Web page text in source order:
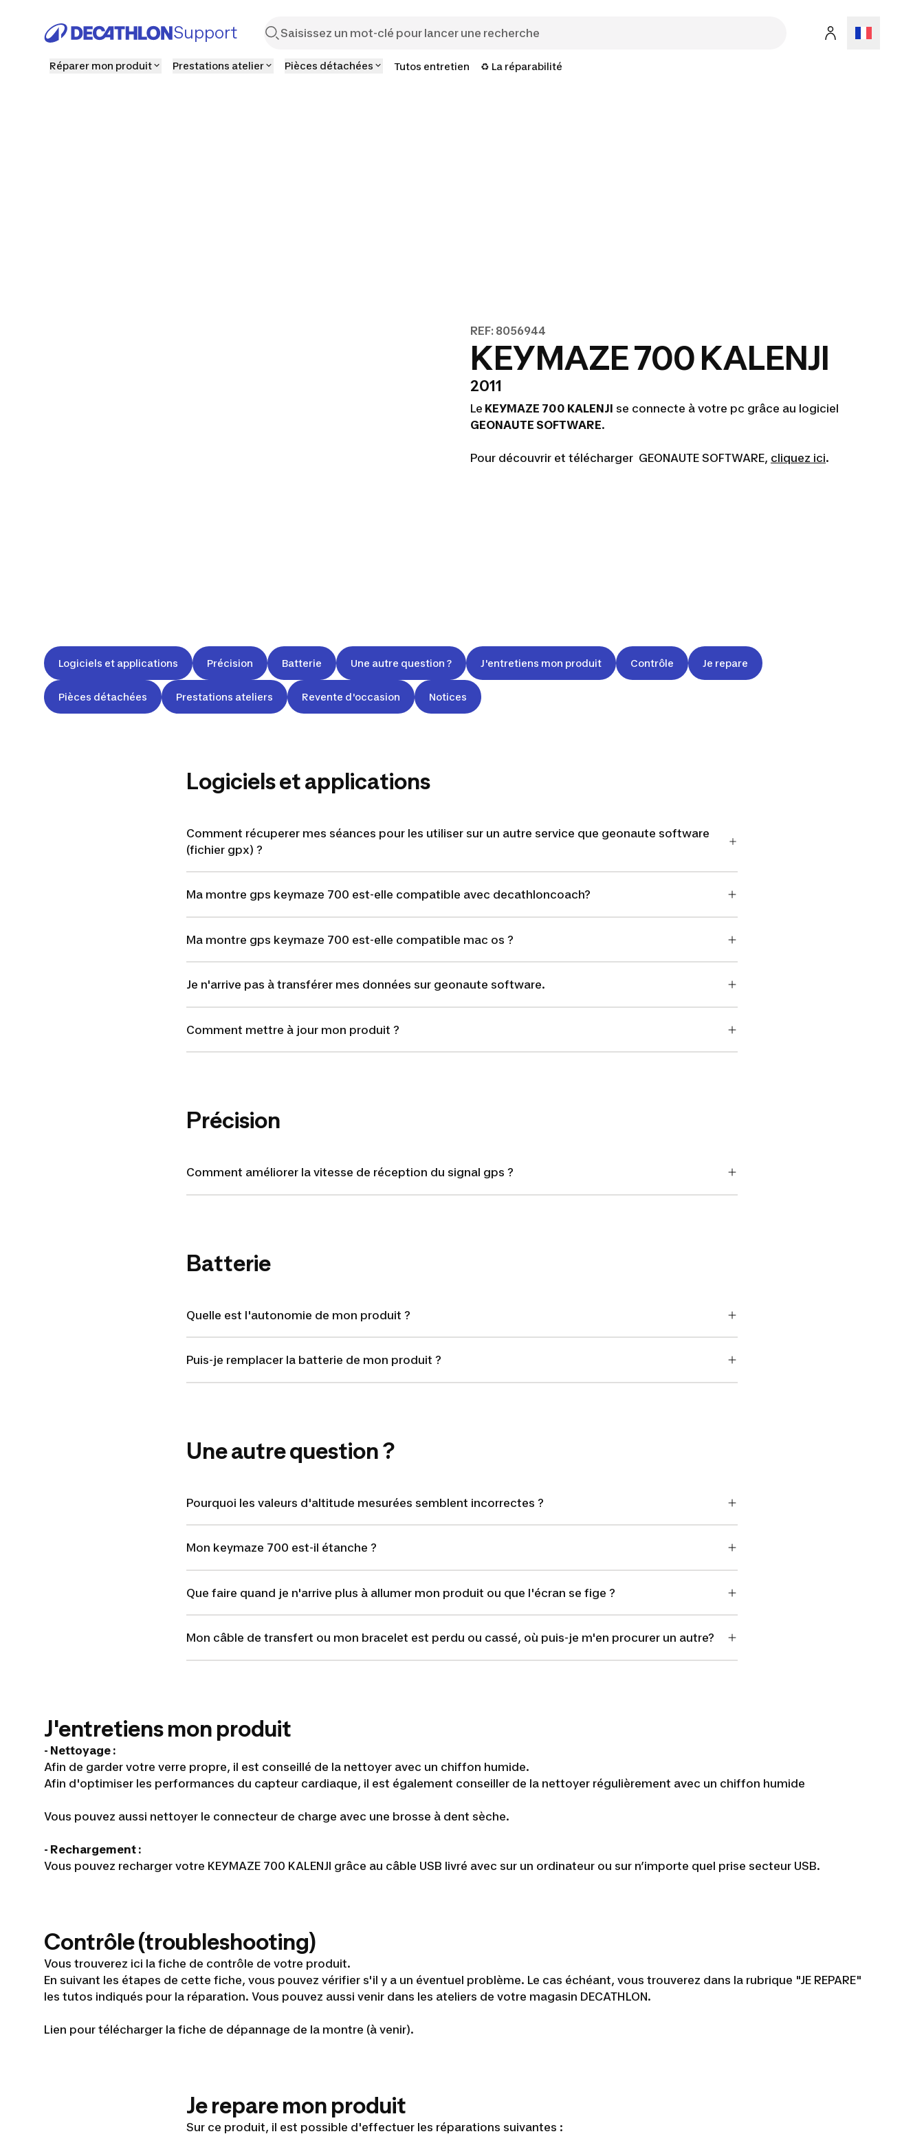
Support
Réparer mon produit Prestations atelier Pièces détachées Tutos entretien ♻️ La réparabilité
REF: 8056944
KEYMAZE 700 KALENJI
2011
Le KEYMAZE 700 KALENJI se connecte à votre pc grâce au logiciel
GEONAUTE SOFTWARE.
Pour découvrir et télécharger GEONAUTE SOFTWARE, cliquez ici.
Logiciels et applications Précision Batterie Une autre question ? J'entretiens mon produit Contrôle Je repare
Pièces détachées Prestations ateliers Revente d'occasion Notices
Logiciels et applications
Comment récuperer mes séances pour les utiliser sur un autre service que geonaute software
(fichier gpx) ?
Ma montre gps keymaze 700 est-elle compatible avec decathloncoach?
Ma montre gps keymaze 700 est-elle compatible mac os ?
Je n'arrive pas à transférer mes données sur geonaute software.
Comment mettre à jour mon produit ?
Précision
Comment améliorer la vitesse de réception du signal gps ?
Batterie
Quelle est l'autonomie de mon produit ?
Puis-je remplacer la batterie de mon produit ?
Une autre question ?
Pourquoi les valeurs d'altitude mesurées semblent incorrectes ?
Mon keymaze 700 est-il étanche ?
Que faire quand je n'arrive plus à allumer mon produit ou que l'écran se fige ?
Mon câble de transfert ou mon bracelet est perdu ou cassé, où puis-je m'en procurer un autre?
J'entretiens mon produit
- Nettoyage :
Afin de garder votre verre propre, il est conseillé de la nettoyer avec un chiffon humide.
Afin d'optimiser les performances du capteur cardiaque, il est également conseiller de la nettoyer régulièrement avec un chiffon humide
Vous pouvez aussi nettoyer le connecteur de charge avec une brosse à dent sèche.
- Rechargement :
Vous pouvez recharger votre KEYMAZE 700 KALENJI grâce au câble USB livré avec sur un ordinateur ou sur n’importe quel prise secteur USB.
Contrôle (troubleshooting)
Vous trouverez ici la fiche de contrôle de votre produit.
En suivant les étapes de cette fiche, vous pouvez vérifier s'il y a un éventuel problème. Le cas échéant, vous trouverez dans la rubrique "JE REPARE"
les tutos indiqués pour la réparation. Vous pouvez aussi venir dans les ateliers de votre magasin DECATHLON.
Lien pour télécharger la fiche de dépannage de la montre (à venir).
Je repare mon produit
Sur ce produit, il est possible d'effectuer les réparations suivantes :